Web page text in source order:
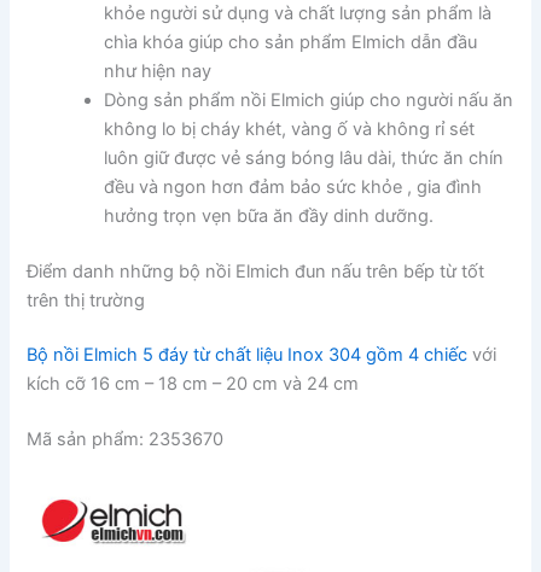
khỏe người sử dụng và chất lượng sản phẩm là
chìa khóa giúp cho sản phẩm Elmich dẫn đầu
như hiện nay
Dòng sản phẩm nồi Elmich giúp cho người nấu ăn
không lo bị cháy khét, vàng ố và không rỉ sét
luôn giữ được vẻ sáng bóng lâu dài, thức ăn chín
đều và ngon hơn đảm bảo sức khỏe , gia đình
hưởng trọn vẹn bữa ăn đầy dinh dưỡng.
Điểm danh những bộ nồi Elmich đun nấu trên bếp từ tốt
trên thị trường
Bộ nồi Elmich 5 đáy từ chất liệu Inox 304 gồm 4 chiếc với
kích cỡ 16 cm – 18 cm – 20 cm và 24 cm
Mã sản phẩm: 2353670